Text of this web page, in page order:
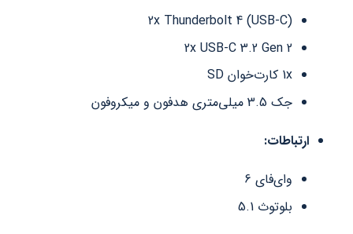
2x Thunderbolt 4 (USB-C)
2x USB-C 3.2 Gen 2
1x کارت‌خوان SD
جک 3.5 میلی‌متری هدفون و میکروفون
ارتباطات:
وای‌فای 6
بلوتوث 5.1